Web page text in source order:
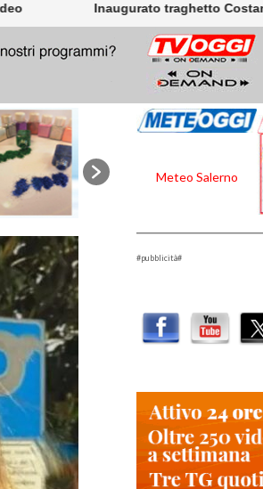
Inaugurato traghetto Costanza I di Sicilia,
Meteo Salerno
#pubblicità#